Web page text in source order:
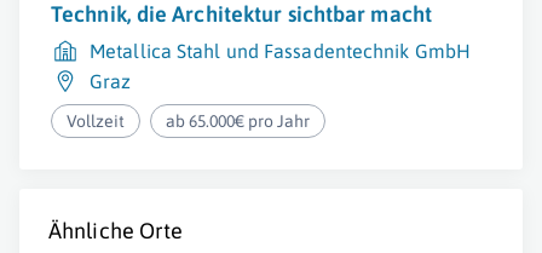
Technik, die Architektur sichtbar macht
Metallica Stahl und Fassadentechnik GmbH
Graz
Vollzeit ab 65.000€ pro Jahr
Ähnliche Orte